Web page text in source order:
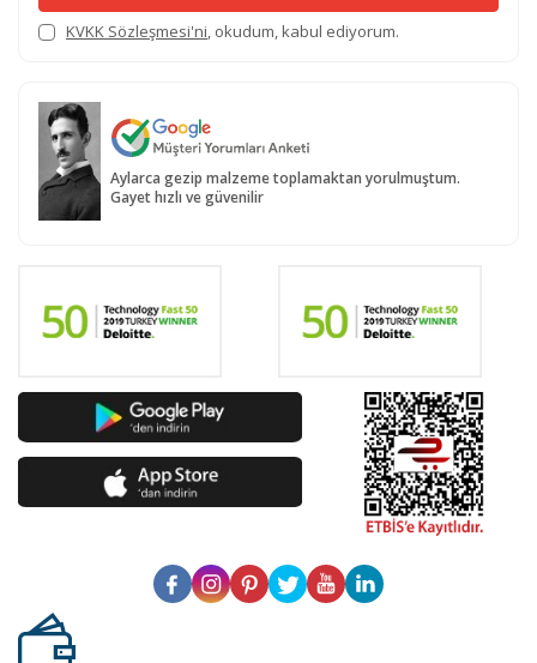
KVKK Sözleşmesi'ni , okudum, kabul ediyorum.
Aylarca gezip malzeme toplamaktan yorulmuştum.
Gayet hızlı ve güvenilir